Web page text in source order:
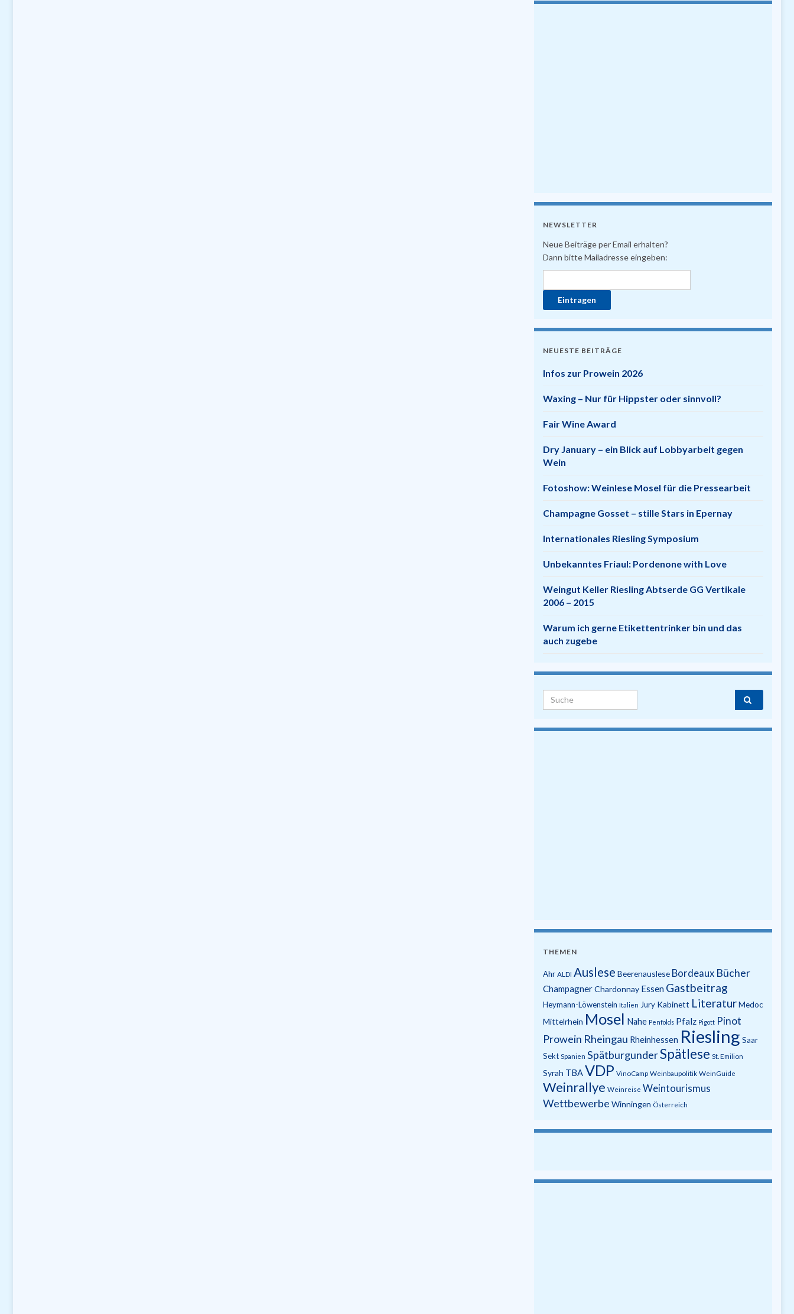
NEWSLETTER
Neue Beiträge per Email erhalten?
Dann bitte Mailadresse eingeben:
NEUESTE BEITRÄGE
Infos zur Prowein 2026
Waxing – Nur für Hippster oder sinnvoll?
Fair Wine Award
Dry January – ein Blick auf Lobbyarbeit gegen
Wein
Fotoshow: Weinlese Mosel für die Pressearbeit
Champagne Gosset – stille Stars in Epernay
Internationales Riesling Symposium
Unbekanntes Friaul: Pordenone with Love
Weingut Keller Riesling Abtserde GG Vertikale
2006 – 2015
Warum ich gerne Etikettentrinker bin und das
auch zugebe
Search for:
THEMEN
Ahr ALDI Auslese Beerenauslese Bordeaux Bücher
ChampagnerChardonnay Essen Gastbeitrag
Heymann-Löwenstein Italien Jury Kabinett Literatur Medoc
Mittelrhein Mosel Nahe Penfolds Pfalz Pigott Pinot
Prowein Rheingau Rheinhessen Riesling Saar
Sekt Spanien SpätburgunderSpätlese St. Emilion
Syrah TBAVDP VinoCamp Weinbaupolitik WeinGuide
Weinrallye Weinreise Weintourismus
Wettbewerbe Winningen Österreich